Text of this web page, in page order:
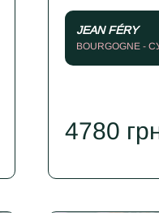
JEAN FÉRY
BOURGOGNE -
4780